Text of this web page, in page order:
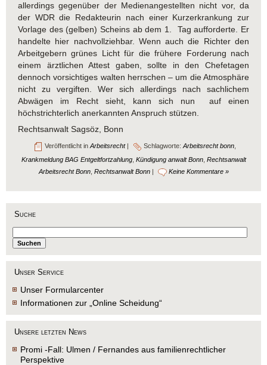
Suche
Unser Service
Unser Formularcenter
Informationen zur „Online Scheidung“
Unsere letzten News
Promi -Fall: Ulmen / Fernandes aus familienrechtlicher
Perspektive
allerdings gegenüber der Medienangestellten nicht vor, da
der WDR die Redakteurin nach einer Kurzerkrankung zur
Vorlage des (gelben) Scheins ab dem 1. Tag aufforderte. Er
handelte hier nachvollziehbar. Wenn auch die Richter den
Arbeitgebern grünes Licht für die frühere Forderung nach
einem ärztlichen Attest gaben, sollte in den Chefetagen
dennoch vorsichtiges walten herrschen – um die Atmosphäre
nicht zu vergiften. Wer sich allerdings nach sachlichem
Abwägen im Recht sieht, kann sich nun auf einen
höchstrichterlich anerkannten Anspruch stützen.
Rechtsanwalt Sagsöz, Bonn
Veröffentlicht inArbeitsrecht| Schlagworte:Arbeitsrecht bonn,
Krankmeldung BAG Entgeltfortzahlung, Kündigung anwalt Bonn, Rechtsanwalt
Arbeitsrecht Bonn, Rechtsanwalt Bonn| Keine Kommentare »